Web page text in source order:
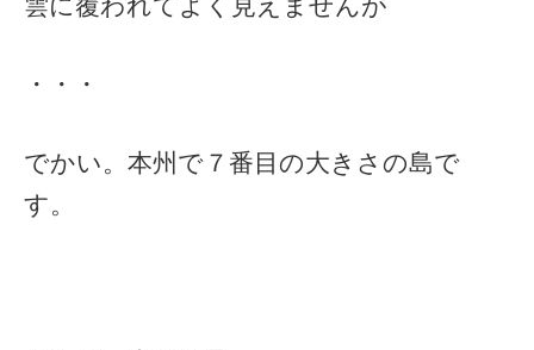
・・・
でかい。本州で７番目の大きさの島で
す。